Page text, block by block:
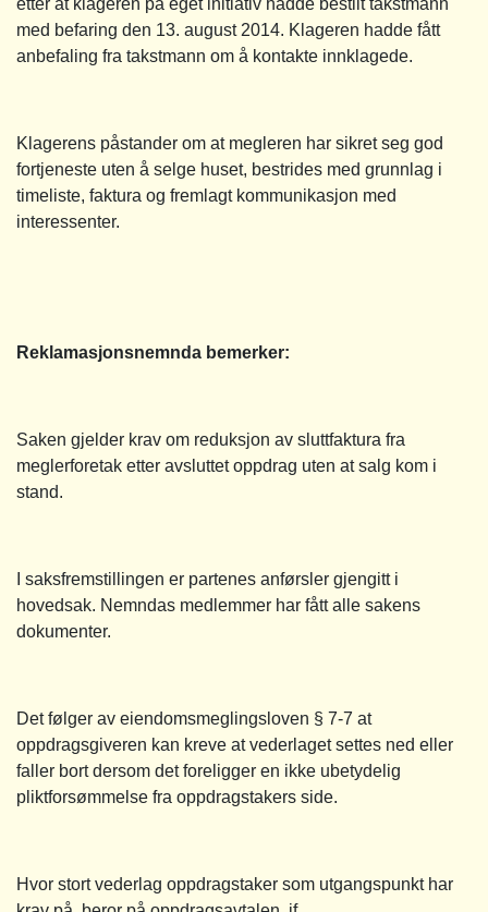
med befaring den 13. august 2014. Klageren hadde fått
anbefaling fra takstmann om å kontakte innklagede.
Klagerens påstander om at megleren har sikret seg god
fortjeneste uten å selge huset, bestrides med grunnlag i
timeliste, faktura og fremlagt kommunikasjon med
interessenter.
Reklamasjonsnemnda bemerker:
Saken gjelder krav om reduksjon av sluttfaktura fra
meglerforetak etter avsluttet oppdrag uten at salg kom i
stand.
I saksfremstillingen er partenes anførsler gjengitt i
hovedsak. Nemndas medlemmer har fått alle sakens
dokumenter.
Det følger av eiendomsmeglingsloven § 7-7 at
oppdragsgiveren kan kreve at vederlaget settes ned eller
faller bort dersom det foreligger en ikke ubetydelig
pliktforsømmelse fra oppdragstakers side.
Hvor stort vederlag oppdragstaker som utgangspunkt har